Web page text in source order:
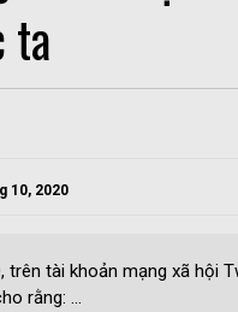
ta
10, 2020
tài khoản mạng xã hội
rằng: ...